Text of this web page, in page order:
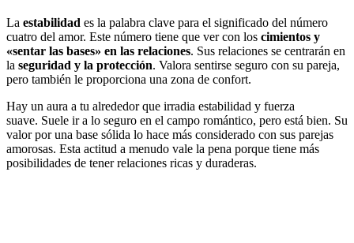
La estabilidad es la palabra clave para el significado del número
cuatro del amor. Este número tiene que ver con los cimientos y
«sentar las bases» en las relaciones. Sus relaciones se centrarán en
la seguridad y la protección. Valora sentirse seguro con su pareja,
pero también le proporciona una zona de confort.
Hay un aura a tu alrededor que irradia estabilidad y fuerza
suave. Suele ir a lo seguro en el campo romántico, pero está bien. Su
valor por una base sólida lo hace más considerado con sus parejas
amorosas. Esta actitud a menudo vale la pena porque tiene más
posibilidades de tener relaciones ricas y duraderas.